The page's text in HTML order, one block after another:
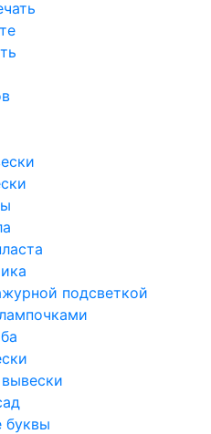
подсветкой
буквы